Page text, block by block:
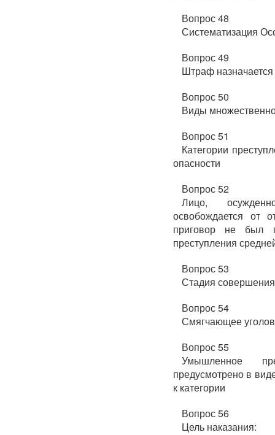
Вопрос 48
Систематизация
Вопрос 49
Штраф
Вопрос 50
Виды
Вопрос 51
Категории
опасности
Вопрос 52
Лицо,
освобождается от
приговор не был
преступления
Вопрос 53
Стадия
Вопрос 54
Смягчающее
Вопрос 55
Умышленное
предусмотрено в
к категории
Вопрос 56
Цель наказания: